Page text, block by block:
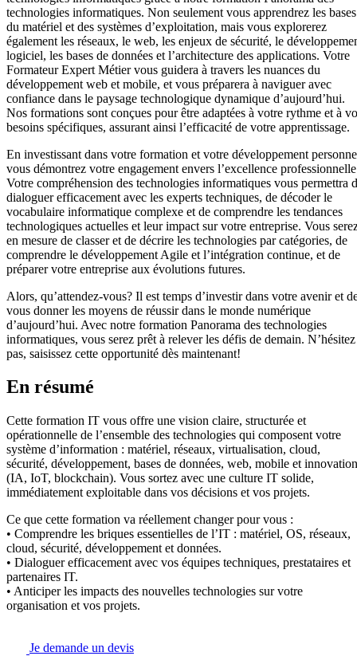
technologies informatiques. Non seulement vous apprendrez les bases
du matériel et des systèmes d’exploitation, mais vous explorerez
également les réseaux, le web, les enjeux de sécurité, le
logiciel, les bases de données et l’architecture des applications. Votre
Formateur Expert Métier vous guidera à travers les nuances du
développement web et mobile, et vous préparera à naviguer avec
confiance dans le paysage technologique dynamique d’aujourd’hui.
Nos formations sont conçues pour être adaptées à votre rythme et à
besoins spécifiques, assurant ainsi l’efficacité de votre apprentissage.
En investissant dans votre formation et votre développement
vous démontrez votre engagement envers l’excellence
Votre compréhension des technologies informatiques vous permettra
dialoguer efficacement avec les experts techniques, de décoder le
vocabulaire informatique complexe et de comprendre les tendances
technologiques actuelles et leur impact sur votre entreprise. Vous
en mesure de classer et de décrire les technologies par catégories, de
comprendre le développement Agile et l’intégration continue, et de
préparer votre entreprise aux évolutions futures.
Alors, qu’attendez-vous? Il est temps d’investir dans votre avenir et
vous donner les moyens de réussir dans le monde numérique
d’aujourd’hui. Avec notre formation Panorama des technologies
informatiques, vous serez prêt à relever les défis de demain. N’hésitez
pas, saisissez cette opportunité dès maintenant!
En résumé
Cette formation IT vous offre une vision claire, structurée et
opérationnelle de l’ensemble des technologies qui composent votre
système d’information : matériel, réseaux, virtualisation, cloud,
sécurité, développement, bases de données, web, mobile et
(IA, IoT, blockchain). Vous sortez avec une culture IT solide,
immédiatement exploitable dans vos décisions et vos projets.
Ce que cette formation va réellement changer pour vous :
• Comprendre les briques essentielles de l’IT : matériel, OS, réseaux,
cloud, sécurité, développement et données.
• Dialoguer efficacement avec vos équipes techniques, prestataires et
partenaires IT.
• Anticiper les impacts des nouvelles technologies sur votre
organisation et vos projets.
Je demande un devis